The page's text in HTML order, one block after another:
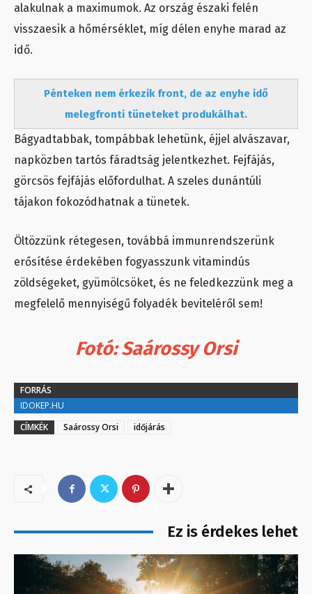
alakulnak a maximumok. Az ország északi felén
visszaesik a hőmérséklet, míg délen enyhe marad az
idő.
Pénteken nem érkezik front, de az enyhe idő
melegfronti tüneteket produkálhat.
Bágyadtabbak, tompábbak lehetünk, éjjel alvászavar,
napközben tartós fáradtság jelentkezhet. Fejfájás,
görcsös fejfájás előfordulhat. A szeles dunántúli
tájakon fokozódhatnak a tünetek.
Öltözzünk rétegesen, továbbá immunrendszerünk
erősítése érdekében fogyasszunk vitamindús
zöldségeket, gyümölcsöket, és ne feledkezzünk meg a
megfelelő mennyiségű folyadék beviteléről sem!
Fotó: Saárossy Orsi
FORRÁS
IDOKEP.HU
CÍMKÉK
Saárossy Orsi időjárás
Ez is érdekes lehet